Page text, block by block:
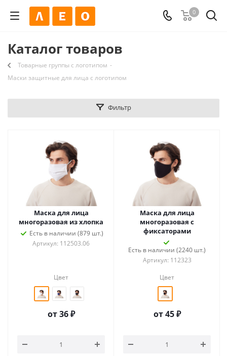
0
Каталог товаров
Товарные группы c логотипом -
Маски защитные для лица c логотипом
Фильтр
Маска для лица
многоразовая из хлопка
Есть в наличии (879 шт.)
Артикул: 112503.06
Цвет
от36 ₽
Маска для лица
многоразовая с
фиксаторами
Есть в наличии (2240 шт.)
Артикул: 112323
Цвет
от45 ₽